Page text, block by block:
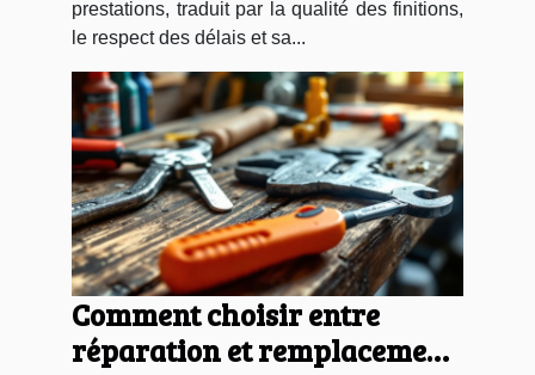
prestations, traduit par la qualité des finitions,
le respect des délais et sa...
Comment choisir entre
réparation et remplacement